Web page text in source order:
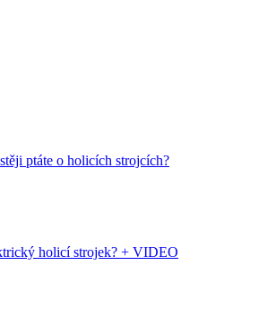
ptáte o holicích strojcích?
holicí strojek? + VIDEO